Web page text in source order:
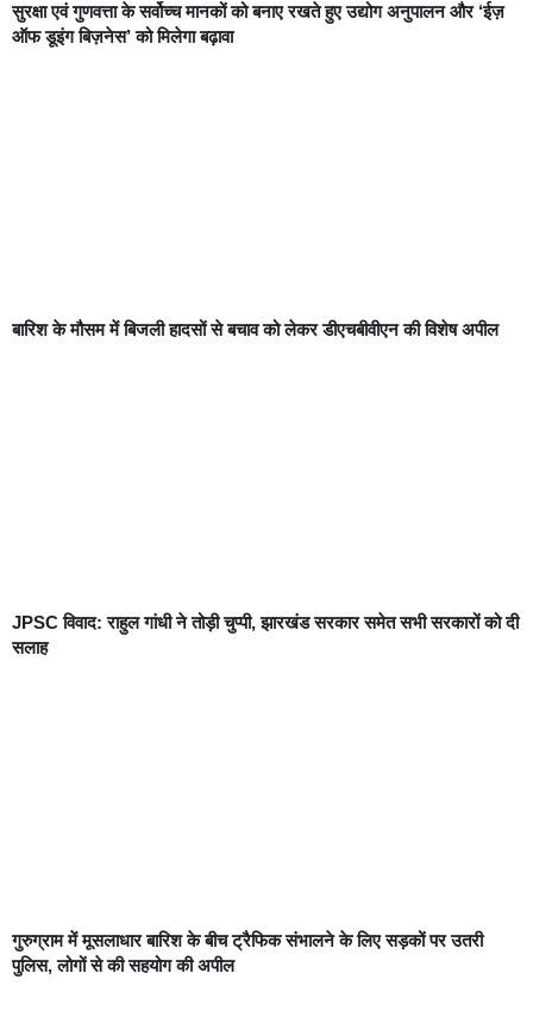
सुरक्षा एवं गुणवत्ता के सर्वोच्च मानकों को बनाए रखते हुए उद्योग अनुपालन और ‘ईज़
ऑफ डूइंग बिज़नेस’ को मिलेगा बढ़ावा
बारिश के मौसम में बिजली हादसों से बचाव को लेकर डीएचबीवीएन की विशेष अपील
JPSC विवाद: राहुल गांधी ने तोड़ी चुप्पी, झारखंड सरकार समेत सभी सरकारों को दी
सलाह
गुरुग्राम में मूसलाधार बारिश के बीच ट्रैफिक संभालने के लिए सड़कों पर उतरी
पुलिस, लोगों से की सहयोग की अपील